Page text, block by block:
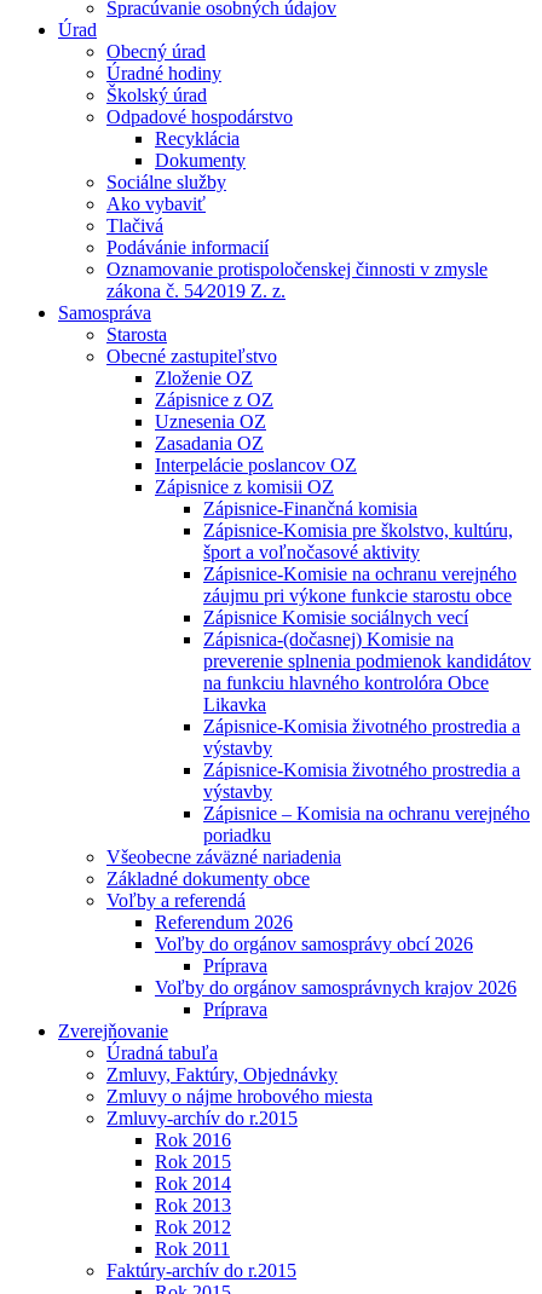
Spracúvanie osobných údajov
Úrad
Obecný úrad
Úradné hodiny
Školský úrad
Odpadové hospodárstvo
Recyklácia
Dokumenty
Sociálne služby
Ako vybaviť
Tlačivá
Podávánie informacií
Oznamovanie protispoločenskej činnosti v zmysle
zákona č. 54⁄2019 Z. z.
Samospráva
Starosta
Obecné zastupiteľstvo
Zloženie OZ
Zápisnice z OZ
Uznesenia OZ
Zasadania OZ
Interpelácie poslancov OZ
Zápisnice z komisii OZ
Zápisnice-Finančná komisia
Zápisnice-Komisia pre školstvo, kultúru,
šport a voľnočasové aktivity
Zápisnice-Komisie na ochranu verejného
záujmu pri výkone funkcie starostu obce
Zápisnice Komisie sociálnych vecí
Zápisnica-(dočasnej) Komisie na
preverenie splnenia podmienok kandidátov
na funkciu hlavného kontrolóra Obce
Likavka
Zápisnice-Komisia životného prostredia a
výstavby
Zápisnice-Komisia životného prostredia a
výstavby
Zápisnice – Komisia na ochranu verejného
poriadku
Všeobecne záväzné nariadenia
Základné dokumenty obce
Voľby a referendá
Referendum 2026
Voľby do orgánov samosprávy obcí 2026
Príprava
Voľby do orgánov samosprávnych krajov 2026
Príprava
Zverejňovanie
Úradná tabuľa
Zmluvy, Faktúry, Objednávky
Zmluvy o nájme hrobového miesta
Zmluvy-archív do r.2015
Rok 2016
Rok 2015
Rok 2014
Rok 2013
Rok 2012
Rok 2011
Faktúry-archív do r.2015